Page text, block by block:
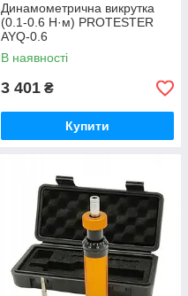
Динамометрична викрутка
(0.1-0.6 Н·м) PROTESTER
AYQ-0.6
В наявності
3 401 ₴
Купити